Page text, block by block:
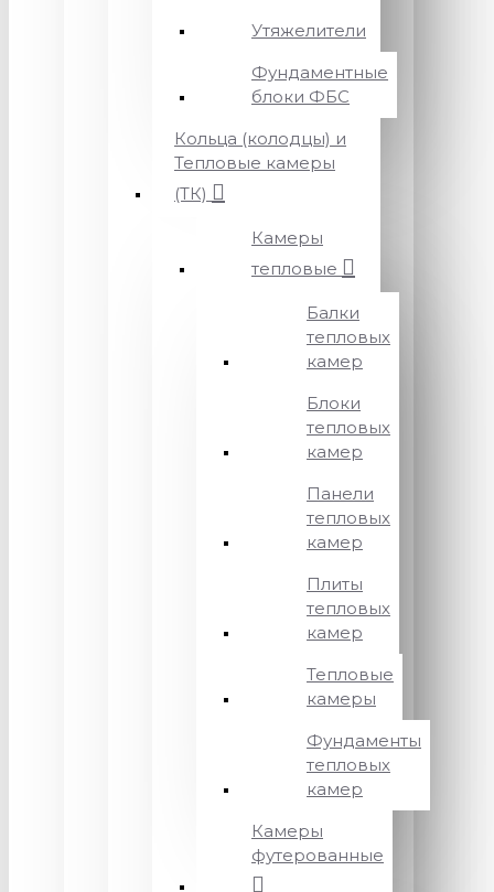
Утяжелители
Фундаментные
блоки ФБС
Кольца (колодцы) и
Тепловые камеры
(ТК)
Камеры
тепловые
Балки
тепловых
камер
Блоки
тепловых
камер
Панели
тепловых
камер
Плиты
тепловых
камер
Тепловые
камеры
Фундаменты
тепловых
камер
Камеры
футерованные